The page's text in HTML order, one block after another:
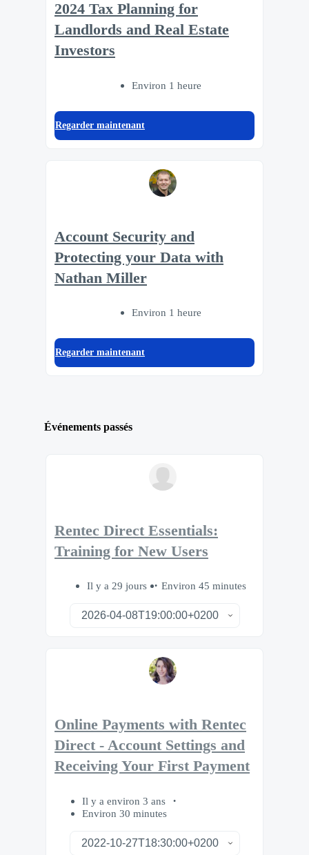
2024 Tax Planning for
Landlords and Real Estate
Investors
Environ 1 heure
Regarder maintenant
Account Security and
Protecting your Data with
Nathan Miller
Environ 1 heure
Regarder maintenant
Événements passés
Rentec Direct Essentials:
Training for New Users
Il y a 29 jours Environ 45 minutes
Online Payments with Rentec
Direct - Account Settings and
Receiving Your First Payment
Il y a environ 3 ans
Environ 30 minutes